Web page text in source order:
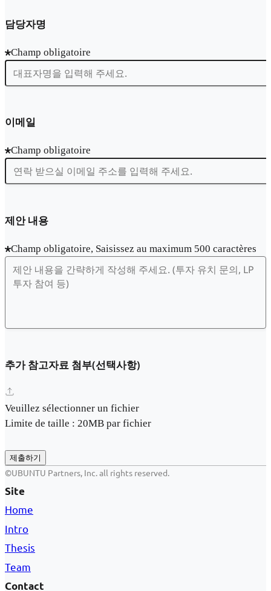
담당자명
Champ obligatoire
이메일
Champ obligatoire
제안 내용
Champ obligatoire, Saisissez au maximum 500 caractères
추가 참고자료 첨부(선택사항)
Veuillez sélectionner un fichier
Limite de taille : 20MB par fichier
제출하기
©UBUNTU Partners, Inc. all rights reserved.
Site
Home
Intro
Thesis
Team
Contact